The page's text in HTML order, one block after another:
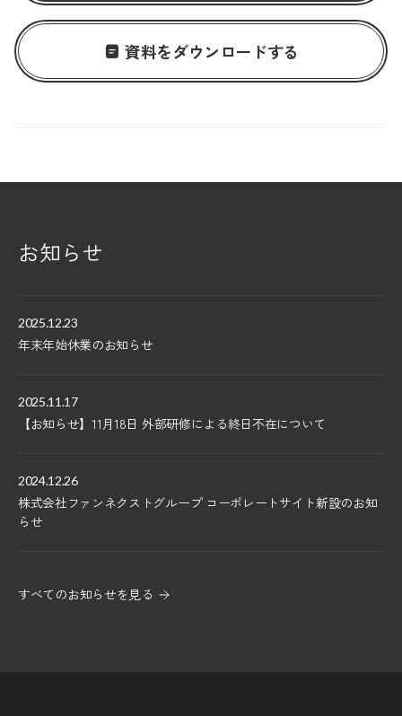
資料をダウンロードする
お知らせ
2025.12.23
年末年始休業のお知らせ
2025.11.17
【お知らせ】11月18日 外部研修による終日不在について
2024.12.26
株式会社ファンネクストグループ コーポレートサイト新設のお知
らせ
すべてのお知らせを見る